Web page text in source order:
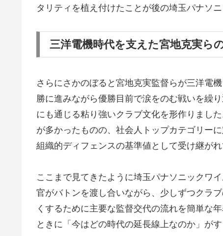
タリティを植え付けたことが後の埼玉パナソ
三洋電機時代を支えた宮地克実ら
さらにさかのぼると宮地克実監督らが三洋電
勝に進みながら優勝目前で涙をのむ戦いを繰
にも通じる粘り強いクラブ文化を形作りまし
が多かったものの、社会人トップカテゴリー
組織的ディフェンスの基準値として受け継がれ
ここまで見てきたように埼玉パナソニックワ
官がバトンを渡し合いながら、少しずつクラ
くするために主要な監督交代の流れを簡単な
ときに「今はどの時代の延長線上なのか」が